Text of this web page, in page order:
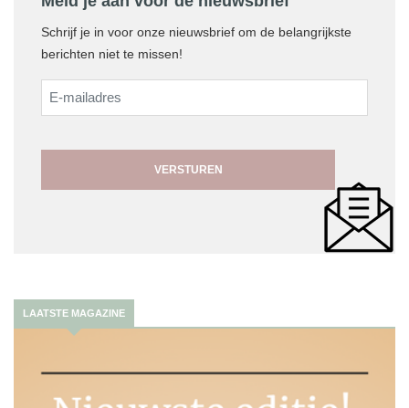
Schrijf je in voor onze nieuwsbrief om de belangrijkste
berichten niet te missen!
E-
LAATSTE MAGAZINE